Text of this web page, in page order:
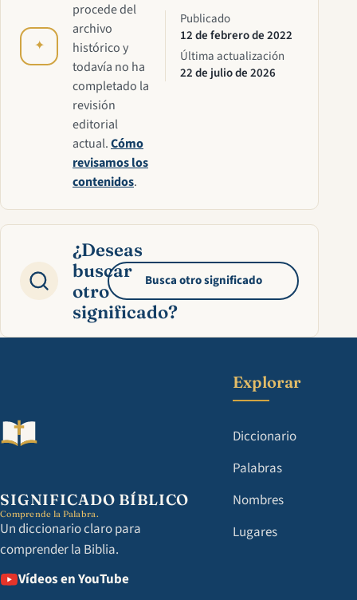
✦
procede del
archivo
histórico y
todavía no ha
completado la
revisión
editorial
actual.Cómo
revisamos los
contenidos.
Publicado
12 de febrero de 2022
Última actualización
22 de julio de 2026
¿Deseas
buscar
otro
significado?
Busca otro significado
SIGNIFICADO BÍBLICO
Comprende la Palabra.
Un diccionario claro para
comprender la Biblia.
Vídeos en YouTube
Explorar
Diccionario
Palabras
Nombres
Lugares